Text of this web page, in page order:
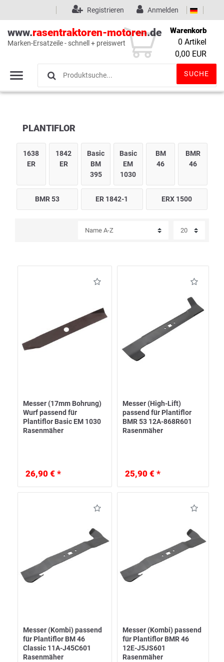
Wunschliste (0)
Anmelden
Registrieren
www.rasentraktoren-motoren.de
Marken-Ersatzeile - schnell + preiswert
SUCHE
Warenkorb
0 Artikel
0,00 EUR
PLANTIFLOR
1638
ER
1842
ER
Basic
BM
395
Basic
EM
1030
BM
46
BMR
46
BMR 53 ER 1842-1 ERX 1500
Messer (17mm Bohrung)
Wurf passend für
Plantiflor Basic EM 1030
Rasenmäher
26,90 € *
Messer (High-Lift)
passend für Plantiflor
BMR 53 12A-868R601
Rasenmäher
25,90 € *
Messer (Kombi) passend
für Plantiflor BM 46
Classic 11A-J45C601
Rasenmäher
Messer (Kombi) passend
für Plantiflor BMR 46
12E-J5JS601
Rasenmäher